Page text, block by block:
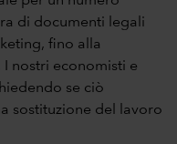
di documenti legali
fino alla
nostri economisti e
se ciò
sostituzione del lavoro